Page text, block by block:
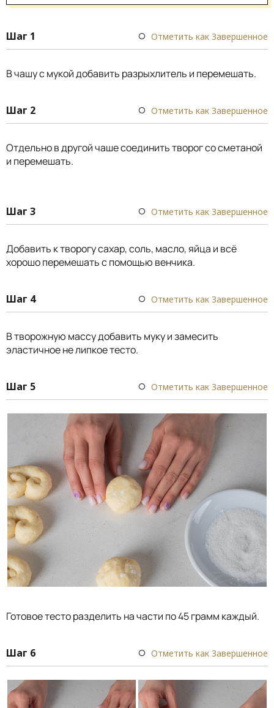
Шаг 1 Отметить как Завершенное
В чашу с мукой добавить разрыхлитель и перемешать.
Шаг 2 Отметить как Завершенное
Отдельно в другой чаше соединить творог со сметаной
и перемешать.
Шаг 3 Отметить как Завершенное
Добавить к творогу сахар, соль, масло, яйца и всё
хорошо перемешать с помощью венчика.
Шаг 4 Отметить как Завершенное
В творожную массу добавить муку и замесить
эластичное не липкое тесто.
Шаг 5 Отметить как Завершенное
Готовое тесто разделить на части по 45 грамм каждый.
Шаг 6 Отметить как Завершенное